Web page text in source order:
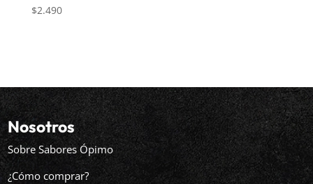
$2.490
Nosotros
Sobre Sabores Ópimo
¿Cómo comprar?